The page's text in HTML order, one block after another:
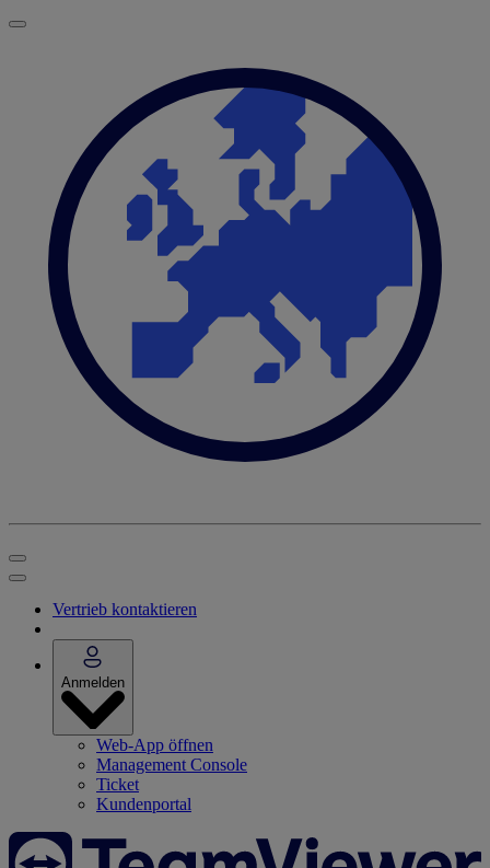
Vertrieb kontaktieren
Anmelden
Web-App öffnen
Management Console
Ticket
Kundenportal